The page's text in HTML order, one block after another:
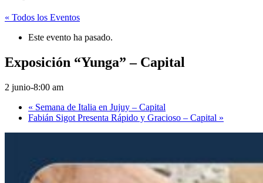
« Todos los Eventos
Este evento ha pasado.
Exposición “Yunga” – Capital
2 junio-8:00 am
« Semana de Italia en Jujuy – Capital
Fabián Sigot Presenta Rápido y Gracioso – Capital »